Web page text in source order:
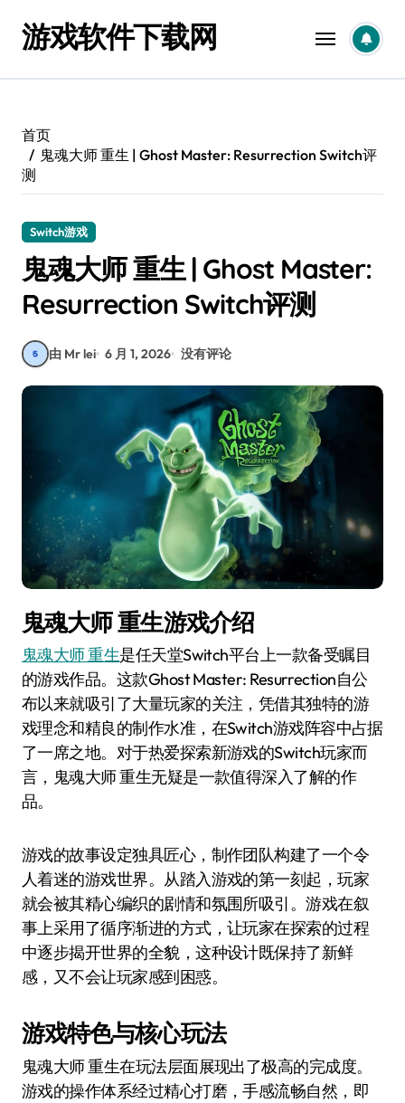
游戏软件下载网
首页
鬼魂大师 重生 | Ghost Master: Resurrection Switch评
测
Switch游戏
鬼魂大师 重生 | Ghost Master:
Resurrection Switch评测
由 Mr lei 6 月 1, 2026 没有评论
鬼魂大师 重生游戏介绍
鬼魂大师 重生是任天堂Switch平台上一款备受瞩目
的游戏作品。这款Ghost Master: Resurrection自公
布以来就吸引了大量玩家的关注，凭借其独特的游
戏理念和精良的制作水准，在Switch游戏阵容中占据
了一席之地。对于热爱探索新游戏的Switch玩家而
言，鬼魂大师 重生无疑是一款值得深入了解的作
品。
游戏的故事设定独具匠心，制作团队构建了一个令
人着迷的游戏世界。从踏入游戏的第一刻起，玩家
就会被其精心编织的剧情和氛围所吸引。游戏在叙
事上采用了循序渐进的方式，让玩家在探索的过程
中逐步揭开世界的全貌，这种设计既保持了新鲜
感，又不会让玩家感到困惑。
游戏特色与核心玩法
鬼魂大师 重生在玩法层面展现出了极高的完成度。
游戏的操作体系经过精心打磨，手感流畅自然，即